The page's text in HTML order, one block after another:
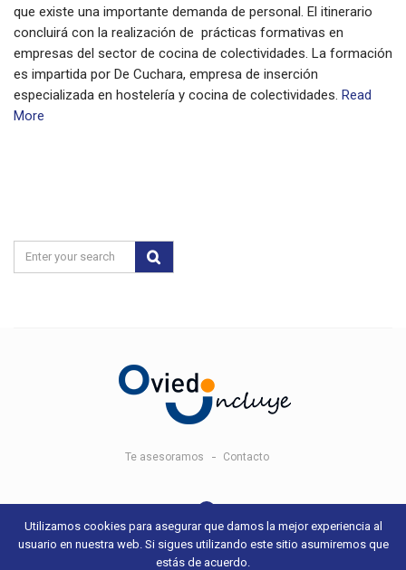
que existe una importante demanda de personal. El itinerario
concluirá con la realización de prácticas formativas en
empresas del sector de cocina de colectividades. La formación
es impartida por De Cuchara, empresa de inserción
especializada en hostelería y cocina de colectividades. Read
More
Te asesoramos Contacto
© 2018 Oviedo Incluye - Aviso legal y condiciones de uso- Sitio web
desarrollado por+QueGusto S.C.
Utilizamos cookies para asegurar que damos la mejor experiencia al
usuario en nuestra web. Si sigues utilizando este sitio asumiremos que
estás de acuerdo.